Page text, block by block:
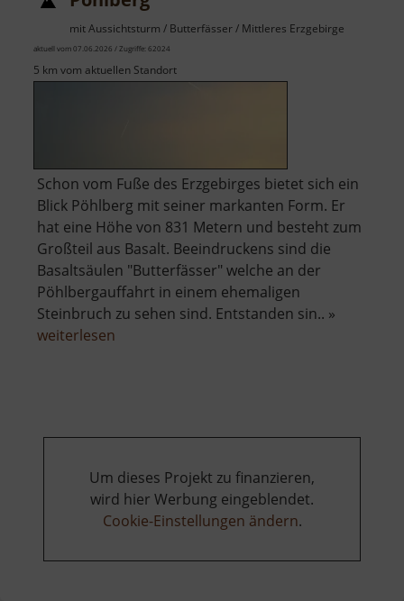
mit Aussichtsturm / Butterfässer / Mittleres Erzgebirge
aktuell vom 07.06.2026 / Zugriffe: 62024
5 km vom aktuellen Standort
Schon vom Fuße des Erzgebirges bietet sich ein
Blick Pöhlberg mit seiner markanten Form. Er
hat eine Höhe von 831 Metern und besteht zum
Großteil aus Basalt. Beeindruckens sind die
Basaltsäulen "Butterfässer" welche an der
Pöhlbergauffahrt in einem ehemaligen
Steinbruch zu sehen sind. Entstanden sin.. »
weiterlesen
Um dieses Projekt zu finanzieren,
wird hier Werbung eingeblendet.
Cookie-Einstellungen ändern.